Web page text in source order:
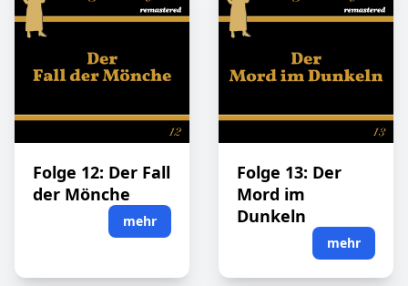
Folge 12: Der Fall
der Mönche
mehr
Folge 13: Der
Mord im
Dunkeln
mehr